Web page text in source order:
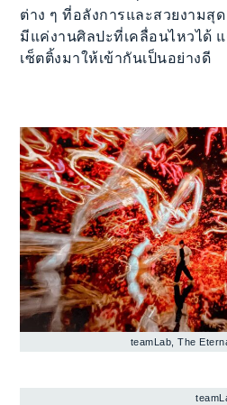
ต่าง ๆ ที่อลังการและสวยงามสุ
มีแค่งานศิลปะที่เคลื่อนไหวได้
เซ็ตติ้งมาให้เข้ากันเป็นอย่างดี
teamLab, The